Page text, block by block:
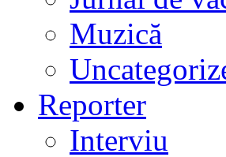
Muzică
Reporter
Interviu